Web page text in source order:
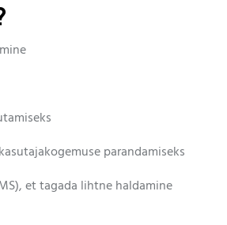
parandamiseks
et tagada lihtne haldamine